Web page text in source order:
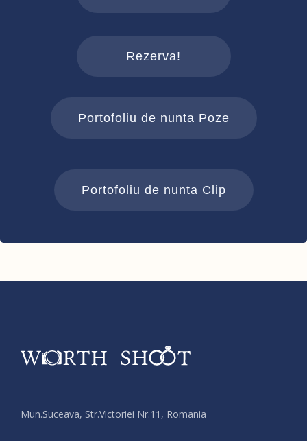
Rezerva!
Portofoliu de nunta Poze
Portofoliu de nunta Clip
Mun.Suceava, Str.Victoriei Nr.11, Romania